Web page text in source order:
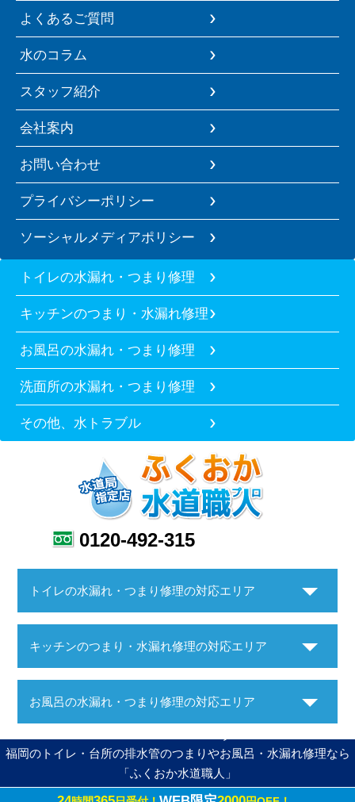
よくあるご質問
水のコラム
スタッフ紹介
会社案内
お問い合わせ
プライバシーポリシー
ソーシャルメディアポリシー
トイレの水漏れ・つまり修理
キッチンのつまり・水漏れ修理
お風呂の水漏れ・つまり修理
洗面所の水漏れ・つまり修理
その他、水トラブル
0120-492-315
トイレの水漏れ・つまり修理の対応エリア
キッチンのつまり・水漏れ修理の対応エリア
お風呂の水漏れ・つまり修理の対応エリア
福岡のトイレ・台所の排水管のつまりやお風呂・水漏れ修理なら
「ふくおか水道職人」